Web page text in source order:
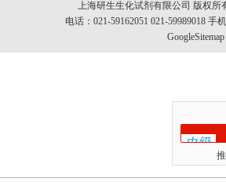
上海研生生化试剂有限公司 版权所
电话：021-59162051 021-59989018
GoogleSitemap